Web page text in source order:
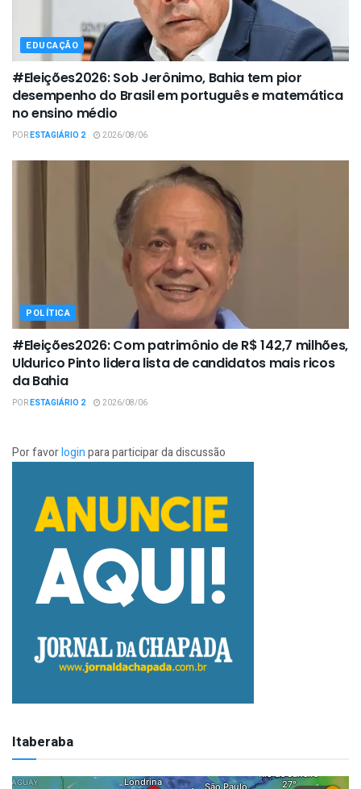
EDUCAÇÃO
#Eleições2026: Sob Jerônimo, Bahia tem pior
desempenho do Brasil em português e matemática
no ensino médio
PORESTAGIÁRIO 2 2026/08/06
POLÍTICA
#Eleições2026: Com patrimônio de R$ 142,7 milhões,
Uldurico Pinto lidera lista de candidatos mais ricos
da Bahia
PORESTAGIÁRIO 2 2026/08/06
Por favorloginpara participar da discussão
Itaberaba